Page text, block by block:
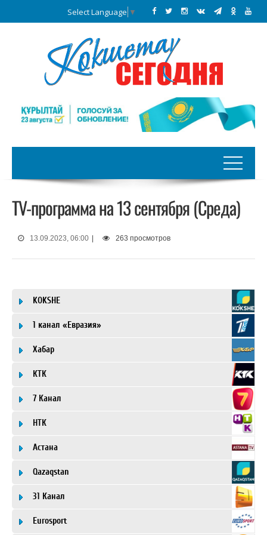
Select Language ▼
TV-программа на 13 сентября (Среда)
13.09.2023, 06:00 263 просмотров
KOKSHE
1 канал «Евразия»
Хабар
КТК
7 Канал
НТК
Астана
Qazaqstan
31 Канал
Eurosport